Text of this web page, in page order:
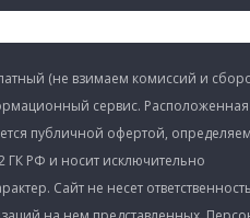
(не взимаем комиссий и
сервис.
публичной офертой,
ГК РФ и носит исключительно
Сайт не несет